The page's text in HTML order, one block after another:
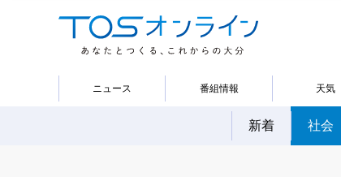
ニュース 番組情報 天気
新着 社会